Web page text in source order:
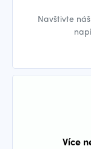
Navštivte
Více